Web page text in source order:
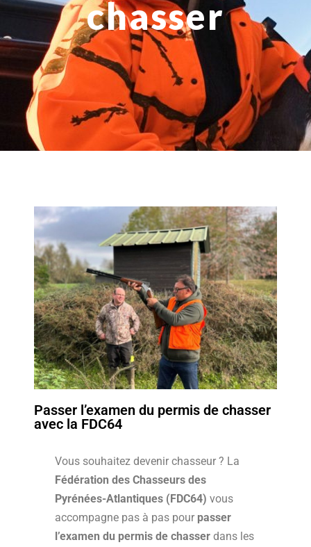
chasser
Passer l’examen du permis de chasser
avec la FDC64
Vous souhaitez devenir chasseur ? La
Fédération des Chasseurs des
Pyrénées-Atlantiques (FDC64) vous
accompagne pas à pas pour passer
l’examen du permis de chasser dans les